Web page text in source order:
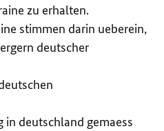
zu erhalten.
stimmen darin ueberein,
deutscher
deutschland gemaess